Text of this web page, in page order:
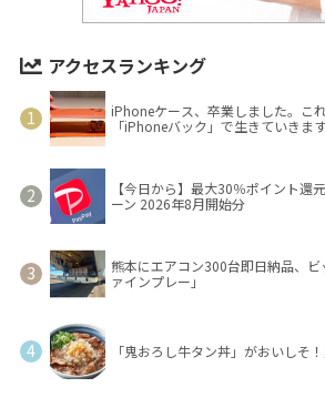
アクセスランキング
iPhoneケース、卒業しました。こ
「iPhoneバック」で生きていきます
【今日から】最大30％ポイント還
ーン 2026年8月開始分
熊本にエアコン300台即日納品、
ァインプレー」
「鬼おろし牛タン丼」がおいしそ